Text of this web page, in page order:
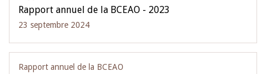
Rapport annuel de la BCEAO - 2023
23 septembre 2024
Rapport annuel de la BCEAO